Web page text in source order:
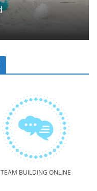
TEAM BUILDING ONLINE